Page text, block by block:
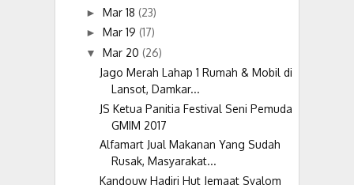
► Mar 18 (23)
► Mar 19 (17)
▼ Mar 20 (26)
Jago Merah Lahap 1 Rumah & Mobil di
Lansot, Damkar...
JS Ketua Panitia Festival Seni Pemuda
GMIM 2017
Alfamart Jual Makanan Yang Sudah
Rusak, Masyarakat...
Kandouw Hadiri Hut Jemaat Syalom